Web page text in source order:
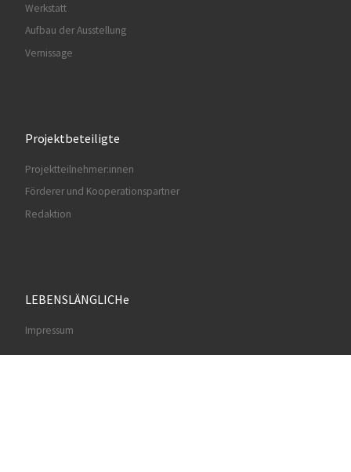
Werkstatt
Aufbau der Ausstellung
Vernissage
Projektbeteiligte
Projektteilnehmer:innen
Förderer und Kooperationspartner
Redaktion
LEBENSLÄNGLICHe
Impressum